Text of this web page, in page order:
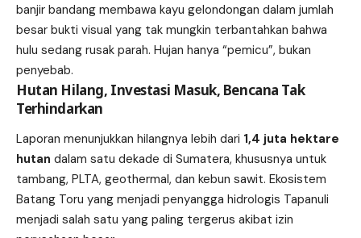
banjir bandang membawa kayu gelondongan dalam jumlah
besar bukti visual yang tak mungkin terbantahkan bahwa
hulu sedang rusak parah. Hujan hanya “pemicu”, bukan
penyebab.
Hutan Hilang, Investasi Masuk, Bencana Tak
Terhindarkan
Laporan menunjukkan hilangnya lebih dari 1,4 juta hektare
hutan dalam satu dekade di Sumatera, khususnya untuk
tambang, PLTA, geothermal, dan kebun sawit. Ekosistem
Batang Toru yang menjadi penyangga hidrologis Tapanuli
menjadi salah satu yang paling tergerus akibat izin